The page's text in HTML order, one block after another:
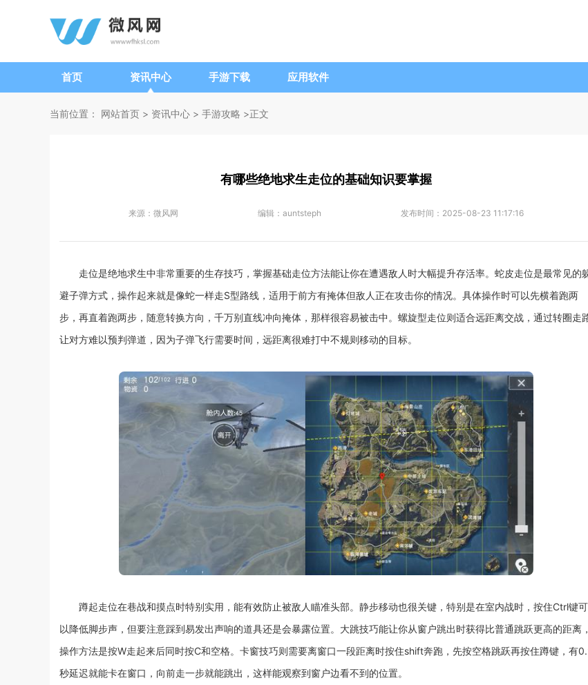
首页 资讯中心 手游下载 应用软件
当前位置： 网站首页 > 资讯中心 > 手游攻略 >正文
有哪些绝地求生走位的基础知识要掌握
来源： 微风网 编辑： auntsteph 发布时间： 2025-08-23 11:17:16
走位是绝地求生中非常重要的生存技巧，掌握基础走位方法能让你在遭遇敌人时大幅提升存活率。蛇皮走位是最常见的
避子弹方式，操作起来就是像蛇一样走S型路线，适用于前方有掩体但敌人正在攻击你的情况。具体操作时可以先横着跑两
步，再直着跑两步，随意转换方向，千万别直线冲向掩体，那样很容易被击中。螺旋型走位则适合远距离交战，通过转圈走
让对方难以预判弹道，因为子弹飞行需要时间，远距离很难打中不规则移动的目标。
蹲起走位在巷战和摸点时特别实用，能有效防止被敌人瞄准头部。静步移动也很关键，特别是在室内战时，按住Ctrl键可
以降低脚步声，但要注意踩到易发出声响的道具还是会暴露位置。大跳技巧能让你从窗户跳出时获得比普通跳跃更高的距离，
操作方法是按W走起来后同时按C和空格。卡窗技巧则需要离窗口一段距离时按住shift奔跑，先按空格跳跃再按住蹲键，有
秒延迟就能卡在窗口，向前走一步就能跳出，这样能观察到窗户边看不到的位置。